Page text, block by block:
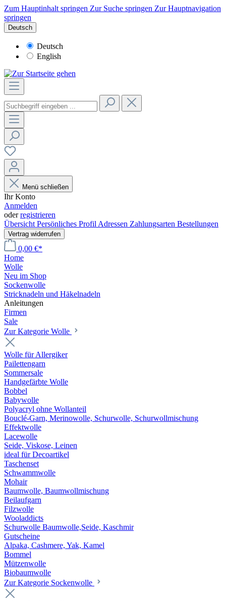
Zum Hauptinhalt springen Zur Suche springen Zur Hauptnavigation
springen
Deutsch
Deutsch
English
Menü schließen
Ihr Konto
Anmelden
oderregistrieren
Übersicht Persönliches Profil Adressen Zahlungsarten Bestellungen
Vertrag widerrufen
0,00 €*
Home
Wolle
Neu im Shop
Sockenwolle
Stricknadeln und Häkelnadeln
Anleitungen
Firmen
Sale
Zur Kategorie Wolle
Wolle für Allergiker
Pailettengarn
Sommersale
Handgefärbte Wolle
Bobbel
Babywolle
Polyacryl ohne Wollanteil
Bouclé-Garn, Merinowolle, Schurwolle, Schurwollmischung
Effektwolle
Lacewolle
Seide, Viskose, Leinen
ideal für Decoartikel
Taschenset
Schwammwolle
Mohair
Baumwolle, Baumwollmischung
Beilaufgarn
Filzwolle
Wooladdicts
Schurwolle Baumwolle,Seide, Kaschmir
Gutscheine
Alpaka, Cashmere, Yak, Kamel
Bommel
Mützenwolle
Biobaumwolle
Zur Kategorie Sockenwolle